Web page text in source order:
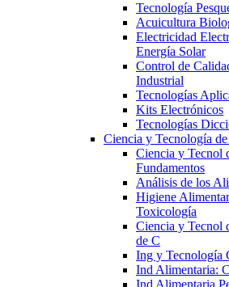
Tecnología
Acuicultura
Electricidad
Energía Solar
Control de
Industrial
Tecnologías
Kits Electrónicos
Tecnologías
Ciencia y Tecnología
Ciencia y Tecnol
Fundamentos
Análisis de los
Higiene
Toxicología
Ciencia y Tecnol
de C
Ing y Tecnología
Ind Alimentaria:
Ind Alimentaria